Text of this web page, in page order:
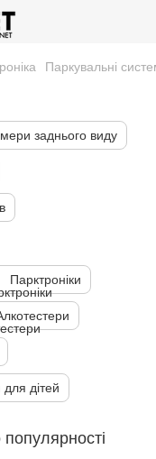
Паркувальні
заднього виду
Парктроніки
дітей